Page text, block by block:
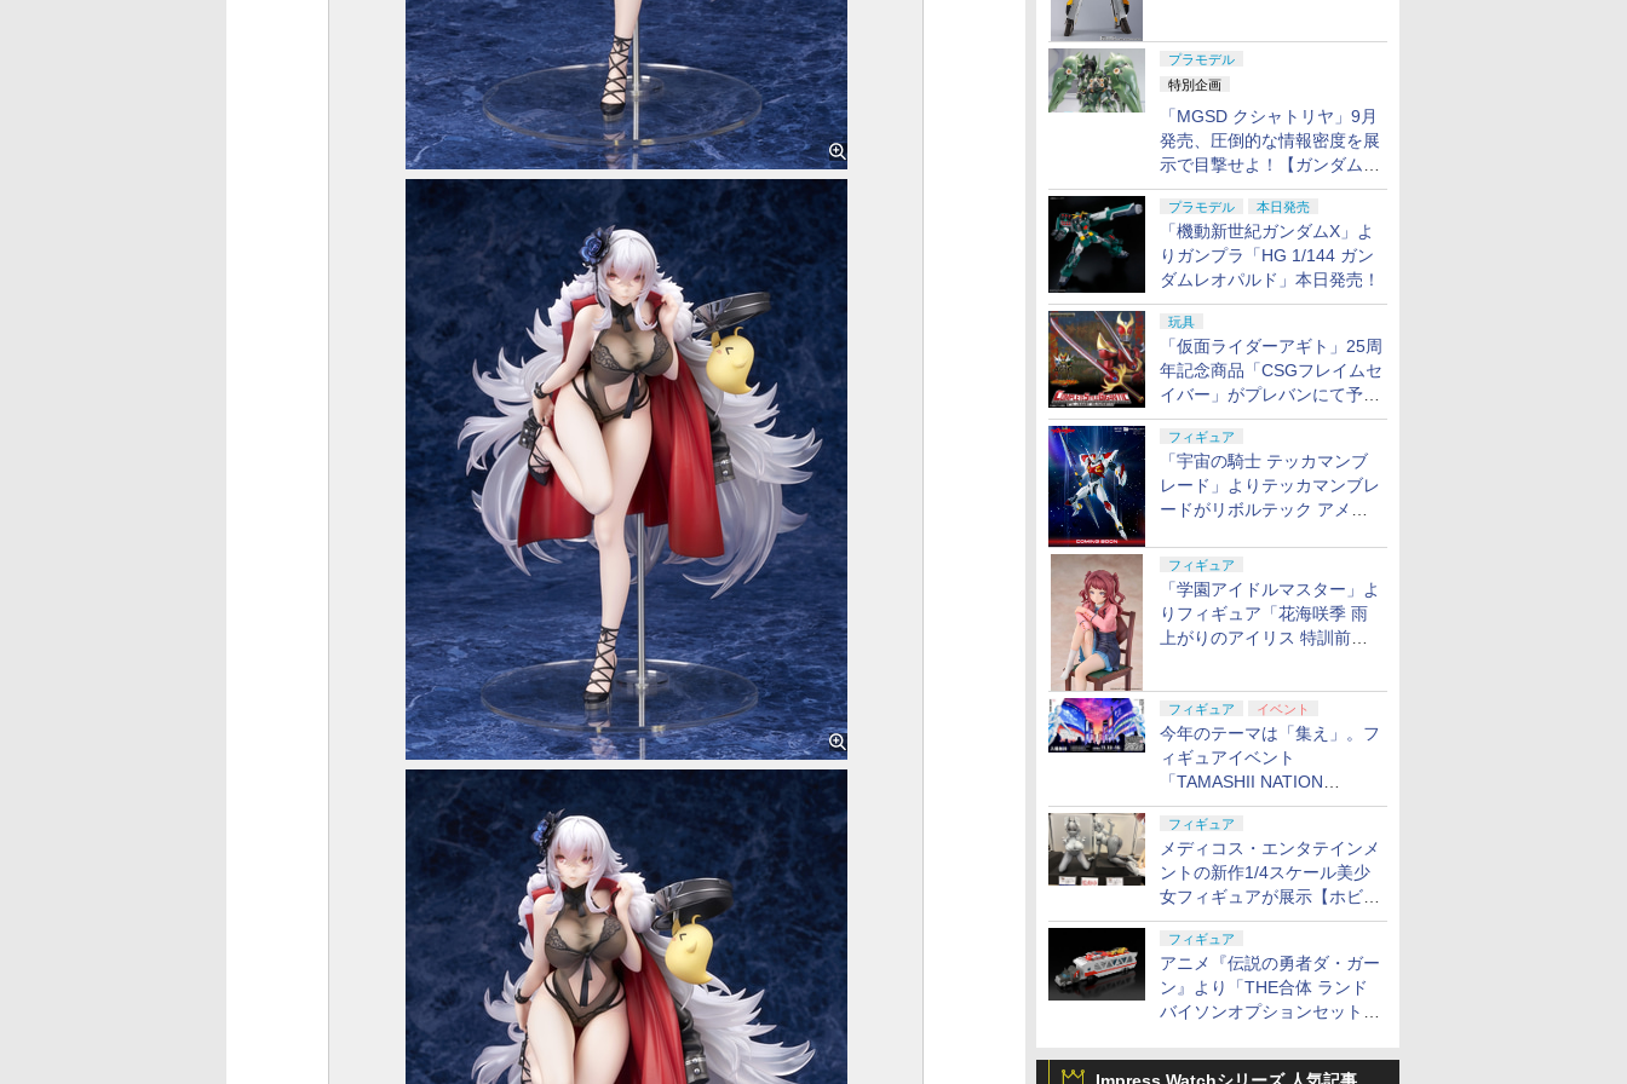
プラモデル
特別企画
「MGSD クシャトリヤ」9月
発売、圧倒的な情報密度を展
示で目撃せよ！【ガンダムベ
ース撮り下ろし】
プラモデル 本日発売
「機動新世紀ガンダムX」よ
りガンプラ「HG 1/144 ガン
ダムレオパルド」本日発売！
玩具
「仮面ライダーアギト」25周
年記念商品「CSGフレイムセ
イバー」がプレバンにて予約
開始
フィギュア
「宇宙の騎士 テッカマンブ
レード」よりテッカマンブレ
ードがリボルテック アメイ
定
フィギュア
「学園アイドルマスター」よ
りフィギュア「花海咲季 雨
上がりのアイリス 特訓前
フィギュア イベント
今年のテーマは「集え」。フ
ィギュアイベント
「TAMASHII NATION
2026」が11月13日より開催
決定
フィギュア
メディコス・エンタテインメ
ントの新作1/4スケール美少
女フィギュアが展示【ホビー
メーカー合同展示会】
フィギュア
アニメ『伝説の勇者ダ・ガー
ン』より「THE合体 ランド
バイソンオプションセット」